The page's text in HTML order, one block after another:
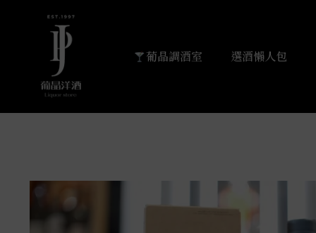
葡晶調酒室 選酒懶人包